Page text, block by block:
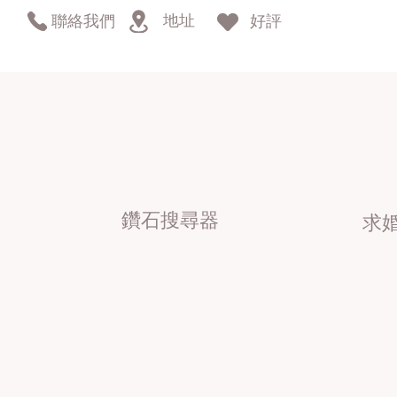
聯絡我們 地址 好評
鑽石搜尋器 求